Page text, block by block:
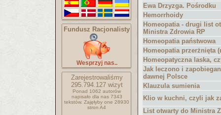
Fundusz Racjonalisty
Wesprzyj nas..
Zarejestrowaliśmy
295.794.127wizyt
Ponad 1062 autorów
napisało dla nas 7343
tekstów. Zajęłyby one 28930
stron A4
Ewa Drzyzga. Pośrodku
Hemorrhoidy
Homeopatia - drugi list
Ministra Zdrowia RP
Homeopatia państwowa
Homeopatia przerżnięta
Homeopatyczna laska,
Jak leczono i
dawnej Polsce
Klauzula sumienia
Klio w kuchni, czyli jak
List otwarty do Ministra